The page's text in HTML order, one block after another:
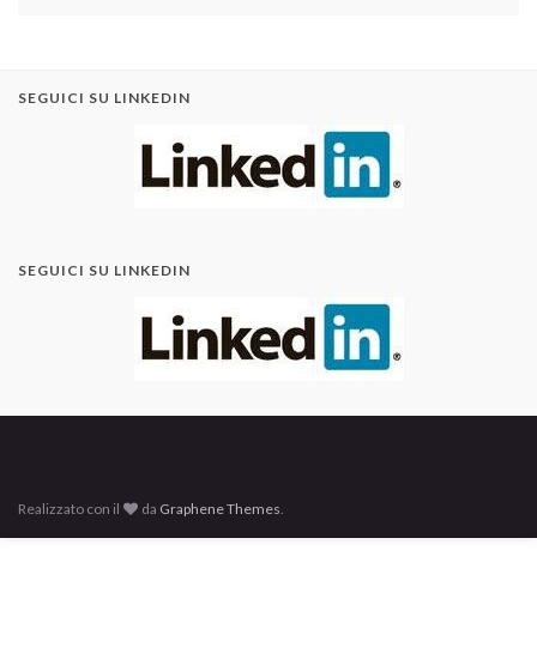
SEGUICI SU LINKEDIN
SEGUICI SU LINKEDIN
Realizzato con il da Graphene Themes